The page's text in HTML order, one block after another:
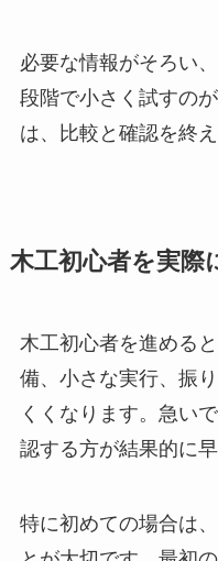
必要な情報がそろい
段階で小さく試すの
は、比較と確認を終
木工初心者を実際
木工初心者を進める
備、小さな実行、振
くくなります。急い
認する方が結果的に
特に初めての場合は、